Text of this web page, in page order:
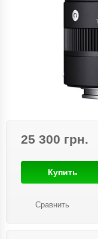
25 300 грн.
Купить
Сравнить